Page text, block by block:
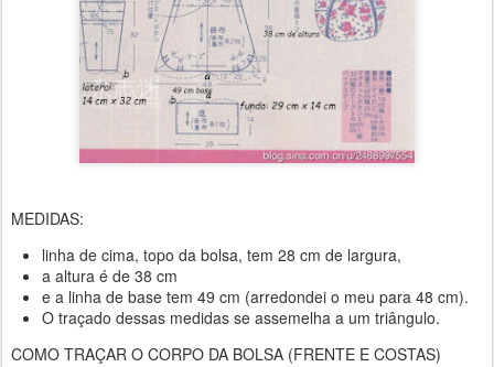
MEDIDAS:
linha de cima, topo da bolsa, tem 28 cm de largura,
a altura é de 38 cm
e a linha de base tem 49 cm (arredondei o meu para 48 cm).
O traçado dessas medidas se assemelha a um triângulo.
COMO TRAÇAR O CORPO DA BOLSA (FRENTE E COSTAS)